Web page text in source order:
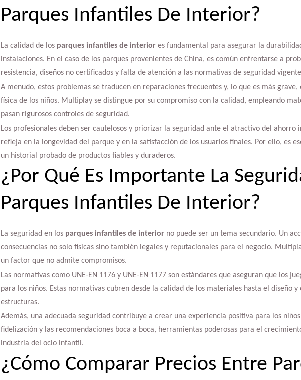
Parques Infantiles De Interior?
La calidad de los parques infantiles de interiores fundamental para asegurar la
instalaciones. En el caso de los parques provenientes de China, es común enfrentarse a
resistencia, diseños no certificados y falta de atención a las normativas de seguridad
A menudo, estos problemas se traducen en reparaciones frecuentes y, lo que es más
física de los niños. Multiplay se distingue por su compromiso con la calidad, empleando
pasan rigurosos controles de seguridad.
Los profesionales deben ser cautelosos y priorizar la seguridad ante el atractivo del ahorro
refleja en la longevidad del parque y en la satisfacción de los usuarios finales. Por ello, es
un historial probado de productos fiables y duraderos.
¿Por Qué Es Importante La
Parques Infantiles De Interior?
La seguridad en los parques infantiles de interiorno puede ser un tema secundario. Un
consecuencias no solo físicas sino también legales y reputacionales para el negocio.
un factor que no admite compromisos.
Las normativas como UNE-EN 1176 y UNE-EN 1177 son estándares que aseguran que los
para los niños. Estas normativas cubren desde la calidad de los materiales hasta el diseño
estructuras.
Además, una adecuada seguridad contribuye a crear una experiencia positiva para los
fidelización y las recomendaciones boca a boca, herramientas poderosas para el
industria del ocio infantil.
¿Cómo Comparar Precios Entre